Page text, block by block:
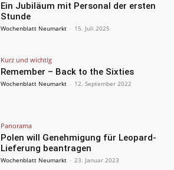
Ein Jubiläum mit Personal der ersten
Stunde
Wochenblatt Neumarkt - 15. Juli 2025
Kurz und wichtig
Remember – Back to the Sixties
Wochenblatt Neumarkt - 12. September 2022
Panorama
Polen will Genehmigung für Leopard-
Lieferung beantragen
Wochenblatt Neumarkt - 23. Januar 2023